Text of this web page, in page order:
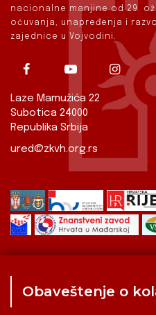
nacionalne manjine od 29.
očuvanja, unapređenja i
zajednice u Vojvodini.
Laze Mamužića 22
Subotica 24000
Republika Srbija
ured@zkvh.org.rs
Obaveštenje o